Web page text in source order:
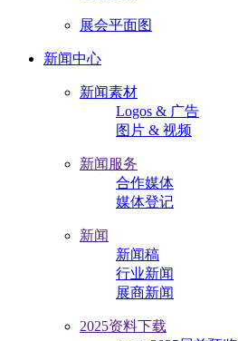
展会平面图
新闻中心
新闻素材
Logos & 广告
图片 & 视频
新闻服务
合作媒体
媒体登记
新闻
新闻稿
行业新闻
展商新闻
2025资料下载